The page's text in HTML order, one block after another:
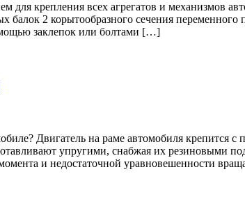
для крепления всех агрегатов и
балок 2 корытообразного сечения
заклепок или болтами […]
Двигатель на раме автомобиля
упругими, снабжая их резиновыми
и недостаточной уравновешенности